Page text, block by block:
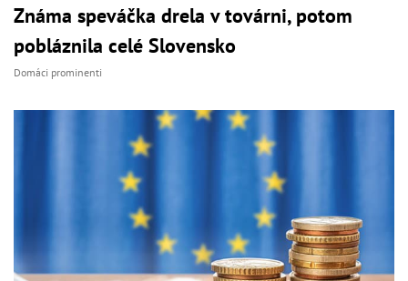
Známa speváčka drela v továrni, potom
pobláznila celé Slovensko
Domáci prominenti